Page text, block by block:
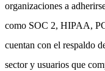
organizaciones a
como SOC 2, HIPAA,
cuentan con el respaldo
sector y usuarios que